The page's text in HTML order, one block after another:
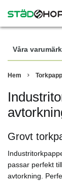
Våra
Hem
Grovt
passar perfekt
avtorkning.